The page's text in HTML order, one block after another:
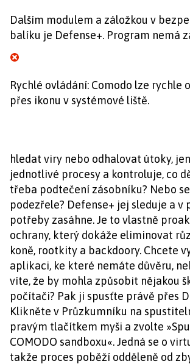
Dalším modulem a záložkou v
balíku je Defense+. Program nemá
Rychlé ovládání: Comodo lze rychle
přes ikonu v systémové liště.
hledat viry nebo odhalovat útoky,
jednotlivé procesy a kontroluje, co
třeba podtečení zásobníku? Nebo
podezřele? Defense+ jej sleduje a v
potřeby zasáhne. Je to vlastně
ochrany, který dokáže eliminovat
koně, rootkity a backdoory. Chcete
aplikaci, ke které nemáte důvěru,
víte, že by mohla způsobit nějakou
počítači? Pak ji spusťte právě přes
Klikněte v Průzkumníku na
pravým tlačítkem myši a zvolte
COMODO sandboxu«. Jedná se o
takže proces poběží odděleně od